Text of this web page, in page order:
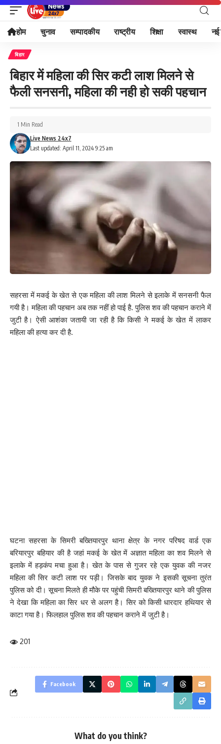
होम चुनाव सम्पादकीय राष्ट्रीय शिक्षा स्वास्थ नई
बिहार
बिहार में महिला की सिर कटी लाश मिलने से
फैली सनसनी, महिला की नही हो सकी पहचान
Last updated: April 11, 2024 9:25 am
Live News 24x7
1 Min Read
सहरसा में मकई के खेत से एक महिला की लाश मिलने से इलाके में सनसनी फैल
गयी है। महिला की पहचान अब तक नहीं हो पाई है. पुलिस शव की पहचान कराने में
जुटी है। ऐसी आशंका जतायी जा रही है कि किसी ने मकई के खेत में लाकर
महिला की हत्या कर दी है.
घटना सहरसा के सिमरी बख्तियारपुर थाना क्षेत्र के नगर परिषद वार्ड एक
बरियारपुर बहियार की है जहां मकई के खेत में अज्ञात महिला का शव मिलने से
इलाके में हड़कंप मचा हुआ है। खेत के पास से गुजर रहे एक युवक की नजर
महिला की सिर कटी लाश पर पड़ी। जिसके बाद युवक ने इसकी सूचना तुरंत
पुलिस को दी। सूचना मिलते ही मौके पर पहुंची सिमरी बख्तियारपुर थाने की पुलिस
ने देखा कि महिला का सिर धर से अलग है। सिर को किसी धारदार हथियार से
काटा गया है। फिलहाल पुलिस शव की पहचान कराने में जुटी है।
201
Facebook
What do you think?